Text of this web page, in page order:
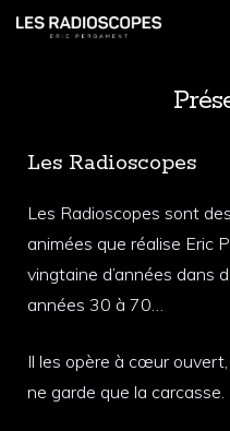
Contact
Les Radioscopes
Les Radioscopes sont
animées que réalise Eric
vingtaine d’années dans
années 30 à 70…
Il les opère à cœur
ne garde que la carcasse.